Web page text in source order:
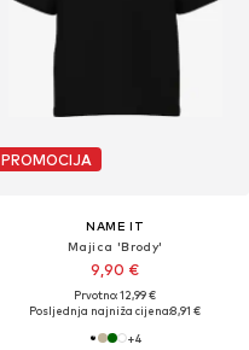
PROMOCIJA
NAME IT
Majica 'Brody'
9,90 €
Prvotno: 12,99 €
Posljednja najniža cijena:8,91 €
+4